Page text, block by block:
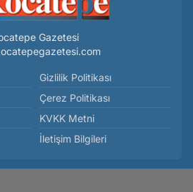
Gazetesi
Gizlilik Politikası
Çerez Politikası
KVKK Metni
İletişim Bilgileri